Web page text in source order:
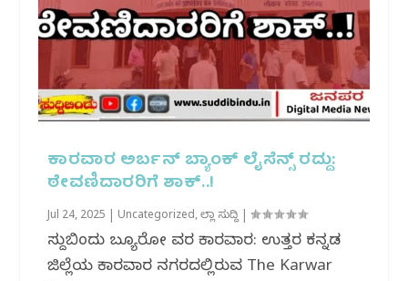
ಕಾರವಾರ ಅರ್ಬನ್ ಬ್ಯಾಂಕ್ ಲೈಸೆನ್ಸ್ ರದ್ದು:
ಠೇವಣಿದಾರರಿಗೆ ಶಾಕ್..!
Jul 24, 2025 Uncategorized,ಜಿಲ್ಲಾ ಸುದ್ದಿ |
ಸುದ್ದಿಬಿಂದು ಬ್ಯೂರೋ ವರದಿ ಕಾರವಾರ: ಉತ್ತರ ಕನ್ನಡ
ಜಿಲ್ಲೆಯ ಕಾರವಾರ ನಗರದಲ್ಲಿರುವ The Karwar